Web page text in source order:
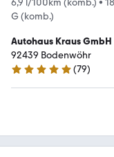
6,9 l/100km (komb.) •
G (komb.)
Autohaus Kraus GmbH
92439 Bodenwöhr
5 Sterne
(79)